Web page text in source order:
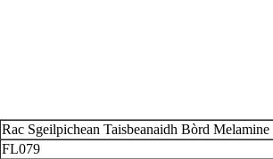
Rac Sgeilpichean Taisbeanaidh Bòrd
FL079